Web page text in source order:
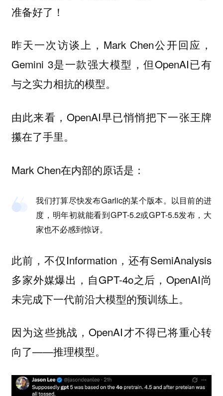
准备好了！
昨天一次访谈上，Mark Chen公开回应，
Gemini 3是一款强大模型，但OpenAI已有
与之实力相抗的模型。
由此来看，OpenAI早已悄悄把下一张王牌
攥在了手里。
Mark Chen在内部的原话是：
我们打算尽快发布Garlic的某个版本。以目前的进
度，明年初就能看到GPT-5.2或GPT-5.5发布，大
家也不必感到惊讶。
此前，不仅Information，还有SemiAnalysis
多家外媒爆出，自GPT-4o之后，OpenAI尚
未完成下一代前沿大模型的预训练上。
因为这些挑战，OpenAI才不得已将重心转
向了——推理模型。